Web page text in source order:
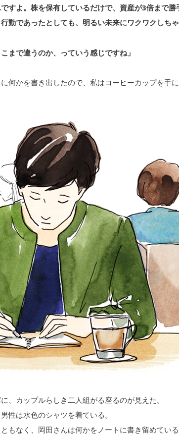
すよ。株を保有しているだけで、資産が3倍まで
動であったとしても、明るい未来にワクワクしちゃ
まで違うのか、っていう感じですね」
何かを書き出したので、私はコーヒーカップを手に
、カップルらしき二人組がる座るのが見えた。
性は水色のシャツを着ている。
もなく、岡田さんは何かをノートに書き留めている